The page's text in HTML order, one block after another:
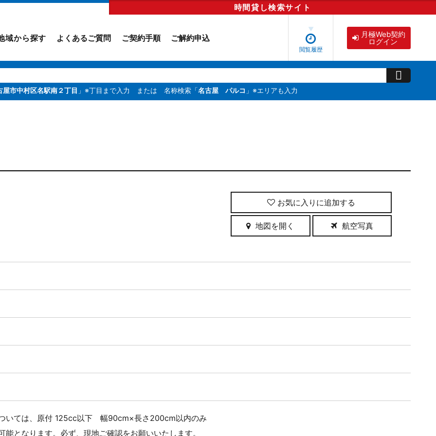
時間貸し検索サイト
域から探す よくあるご質問 ご契約手順 ご解約申込
閲覧履歴
月極Web契約
ログイン
屋市中村区名駅南２丁目 」※丁目まで入力 または 名称検索「名古屋 パルコ 」※エリアも入力
お気に入りに追加
地図を開く 航空写真
いては、原付 125cc以下 幅90cm×長さ200cm以内のみ
能となります。必ず、現地ご確認をお願いいたします。